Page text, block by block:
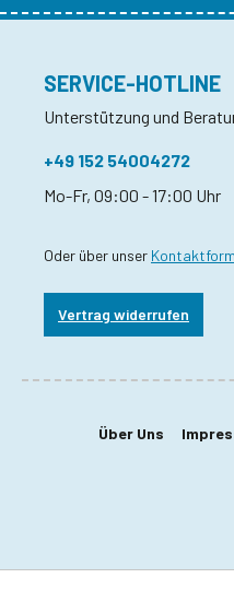
SERVICE-HOTLINE
Unterstützung und
+49 152 54004272
Mo-Fr, 09:00 - 17:00 Uhr
Oder über unser
Vertrag widerrufen
Über Uns